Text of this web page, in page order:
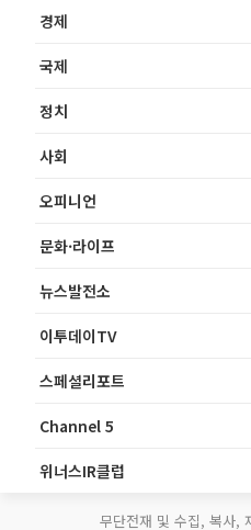
경제
국제
정치
사회
오피니언
문화·라이프
뉴스발전소
이투데이TV
스페셜리포트
Channel 5
위너스IR클럽
무단전재 및 수집, 복사,